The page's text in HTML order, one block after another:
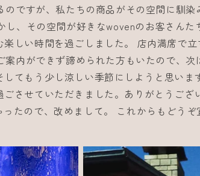
のですが、私たちの商品がその空間に馴
、その空間が好きなwovenのお客さんた
しい時間を過ごしました。 店内満席で
内ができず諦められた方もいたので、
てもう少し涼しい季節にしようと思いま
させていただきました。ありがとうござ
たので、改めまして。 これからもどう